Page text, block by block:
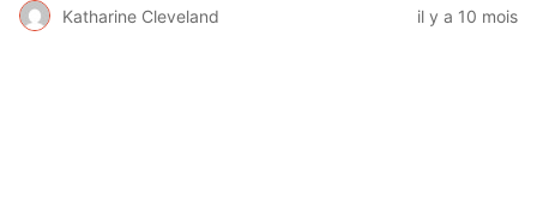
Katharine Cleveland il y a 10 mois